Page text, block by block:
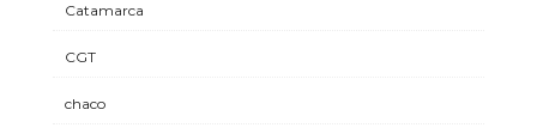
Catamarca
CGT
chaco